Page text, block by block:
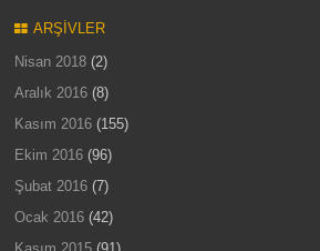
ARŞIVLER
Nisan 2018 (2)
Aralık 2016 (8)
Kasım 2016 (155)
Ekim 2016 (96)
Şubat 2016 (7)
Ocak 2016 (42)